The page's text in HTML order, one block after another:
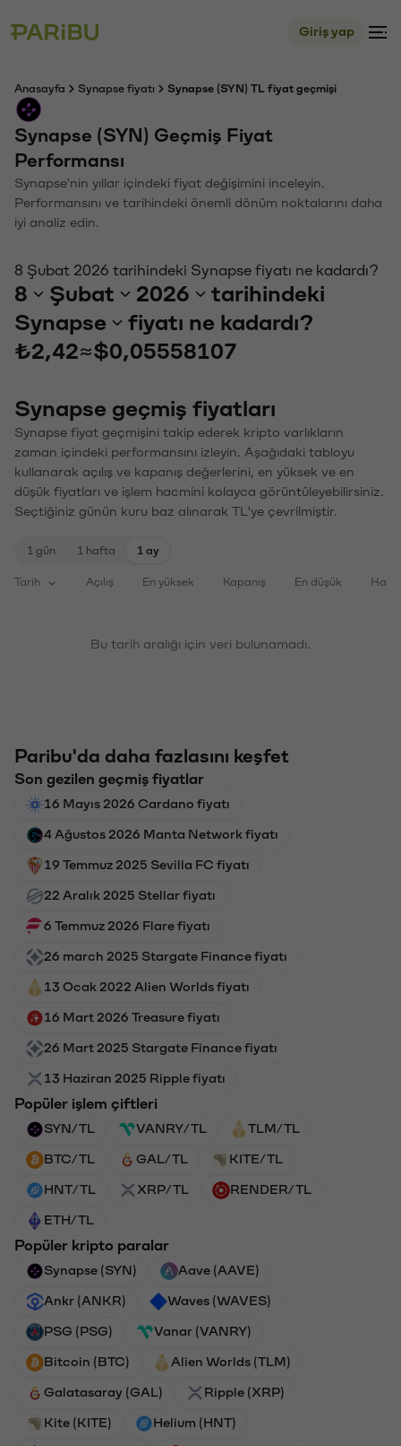
Giriş yap
Anasayfa Synapse fiyatı Synapse (SYN) TL fiyat geçmişi
Synapse (SYN) Geçmiş Fiyat
Performansı
Synapse'nin yıllar içindeki fiyat değişimini inceleyin.
Performansını ve tarihindeki önemli dönüm noktalarını daha
iyi analiz edin.
8 Şubat 2026 tarihindeki Synapse fiyatı ne kadardı?
8 Şubat 2026
tarihindeki
Synapse
fiyatı ne kadardı?
₺2,42≈$0,05558107
Synapse geçmiş fiyatları
Synapse fiyat geçmişini takip ederek kripto varlıkların
zaman içindeki performansını izleyin. Aşağıdaki tabloyu
kullanarak açılış ve kapanış değerlerini, en yüksek ve en
düşük fiyatları ve işlem hacmini kolayca görüntüleyebilirsiniz.
Seçtiğiniz günün kuru baz alınarak TL'ye çevrilmiştir.
1 gün 1 hafta 1 ay
Tarih Açılış En yüksek Kapanış En düşük
Bu tarih aralığı için veri bulunamadı.
Paribu'da daha fazlasını keşfet
Son gezilen geçmiş fiyatlar
16 Mayıs 2026 Cardano fiyatı
4 Ağustos 2026 Manta Network fiyatı
19 Temmuz 2025 Sevilla FC fiyatı
22 Aralık 2025 Stellar fiyatı
6 Temmuz 2026 Flare fiyatı
26 march 2025 Stargate Finance fiyatı
13 Ocak 2022 Alien Worlds fiyatı
16 Mart 2026 Treasure fiyatı
26 Mart 2025 Stargate Finance fiyatı
13 Haziran 2025 Ripple fiyatı
Popüler işlem çiftleri
SYN/TL VANRY/TL TLM/TL
BTC/TL GAL/TL KITE/TL
HNT/TL XRP/TL RENDER/TL
ETH/TL
Popüler kripto paralar
Synapse (SYN) Aave (AAVE)
Ankr (ANKR) Waves (WAVES)
PSG (PSG) Vanar (VANRY)
Bitcoin (BTC) Alien Worlds (TLM)
Galatasaray (GAL) Ripple (XRP)
Kite (KITE) Helium (HNT)